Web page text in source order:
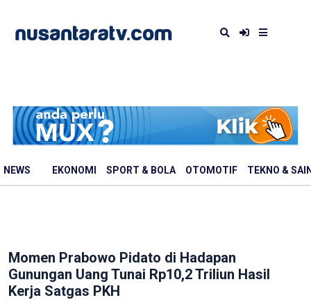
NEWS EKONOMI SPORT & BOLA OTOMOTIF TEKNO &
Momen Prabowo Pidato di Hadapan
Gunungan Uang Tunai Rp10,2 Triliun Hasil
Kerja Satgas PKH